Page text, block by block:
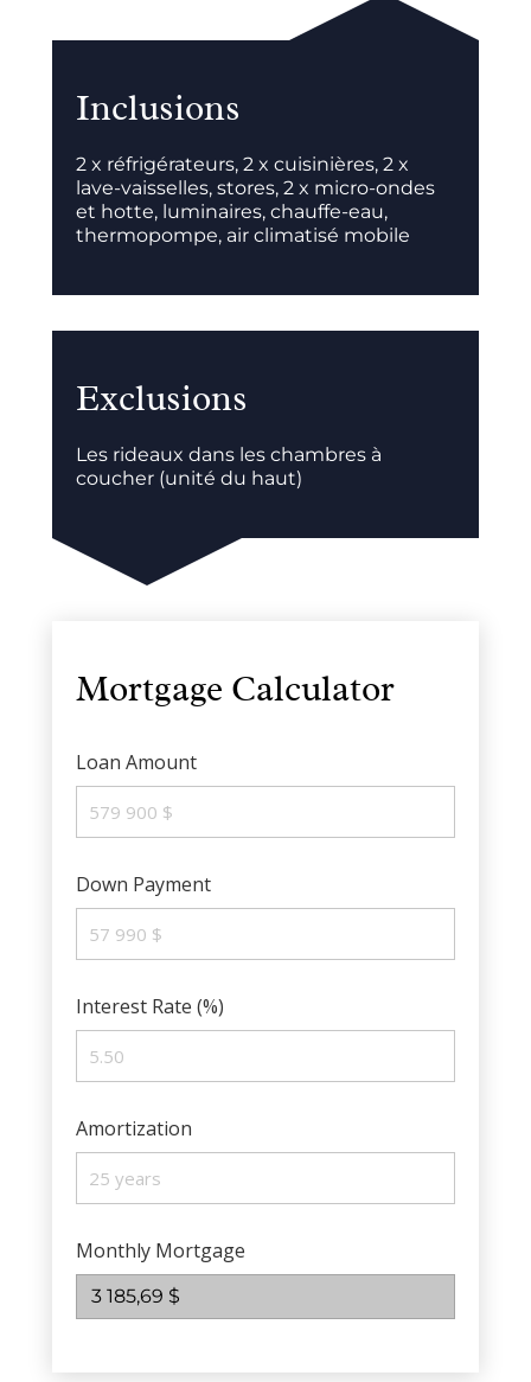
Inclusions
2 x réfrigérateurs, 2 x cuisinières, 2 x
lave-vaisselles, stores, 2 x micro-ondes
et hotte, luminaires, chauffe-eau,
thermopompe, air climatisé mobile
Exclusions
Les rideaux dans les chambres à
coucher (unité du haut)
Mortgage Calculator
Loan Amount
Down Payment
Interest Rate (%)
Amortization
Monthly Mortgage
3 185,69 $